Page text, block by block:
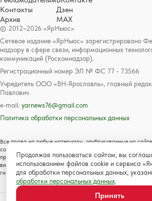
© 2012–2026 «ЯрНьюс»
Сетевое издание «ЯрНьюс» зарегистрировано
надзору в сфере связи, информационных
коммуникаций (Роскомнадзор).
Регистрационный номер ЭЛ № ФС 77 - 73566
Учредитель ООО «ВН-Ярославль», главный
Павлович
e-mail: yarnews76@gmail.com
Политика обработки персональных данных
Все права на любые материалы, опубликованные на
соответствии с российским и международным
праве и смежных правах. Любое использование текстовых,
видеоматериалов возможно только с согласия
гиперссылкой на сайт https://www.yarnews.net; Для детей
Контакты
Архив
Дзен
MAX
Продолжая пользоваться сайтом, вы
использованием файлов cookie и сервиса
для обработки персональных данных,
обработки персональных данных.
Принять